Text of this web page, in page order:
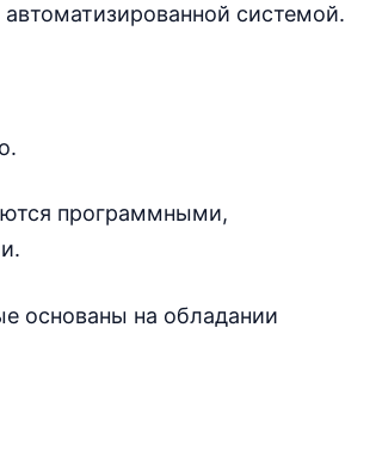
системой.
программными,
основаны на обладании